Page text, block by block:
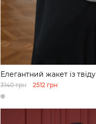
Елегантний жакет із твіду
3140 грн 2512 грн